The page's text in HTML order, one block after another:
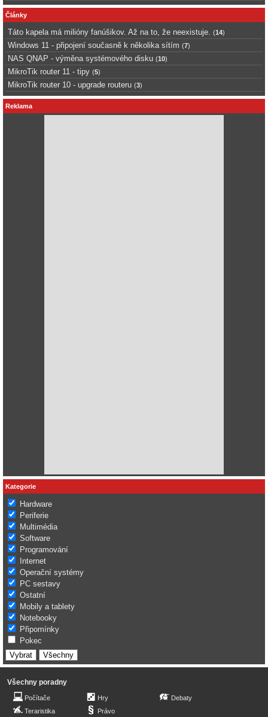
Články
Táto kapela má milióny fanúšikov. Až na to, že neexistuje. (14)
Windows 11 - připojení současně k několika sítím (7)
NAS QNAP - výměna systémového disku (10)
MikroTik router 11 - tipy (5)
MikroTik router 10 - upgrade routeru (3)
Reklama
Kategorie
Hardware
Periferie
Multimédia
Software
Programování
Internet
Operační systémy
PC sestavy
Ostatní
Mobily a tablety
Notebooky
Připomínky
Pokec
Všechny poradny
Počítače
Teraristika
Hry
Právo
Debaty